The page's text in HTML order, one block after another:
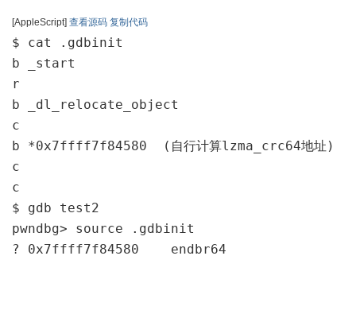
[AppleScript] 查看源码 复制代码
$ cat .gdbinit
b _start
r
b _dl_relocate_object
c
b *0x7ffff7f84580  (自行计算lzma_crc64地址)
c
c
$ gdb test2
pwndbg> source .gdbinit
? 0x7ffff7f84580    endbr64